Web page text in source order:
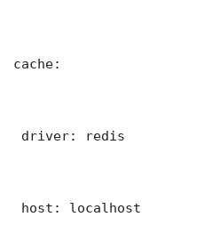
cache:
driver: redis
host: localhost